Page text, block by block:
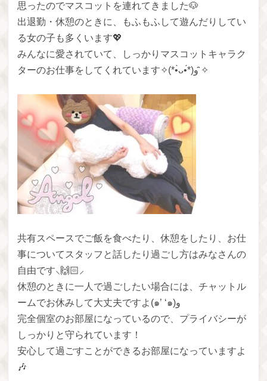
思ったのでマスコットを連れてきました🐶
出退勤・休憩のときに、もふもふして遊んだりしてい
る女の子も多くいます‪💖
みんなに愛されていて、しっかりマスコットキャラク
ターのお仕事をしてくれています✧(*•̀ᴗ•́*)و ̑̑✧
共有スペースでご飯を食べたり、休憩をしたり、お仕
事についてスタッフと話したり過ごし方はみなさんの
自由です⸜🙌🏻⸝‍
休憩のときに一人で過ごしたい場合には、チャットル
ームでお休みして大丈夫ですよ(๑’ ‘๑)و
完全個室のお部屋になっているので、プライバシーが
しっかりと守られています！
安心して過ごすことができるお部屋になっていますよ
🎶